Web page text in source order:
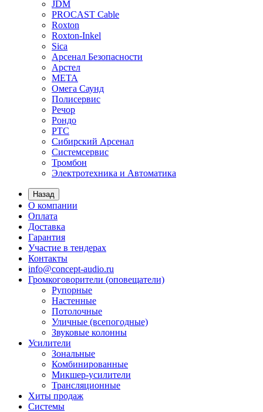
JDM
PROCAST Cable
Roxton
Roxton-Inkel
Sica
Арсенал Безопасности
Арстел
МЕТА
Омега Саунд
Полисервис
Речор
Рондо
РТС
Сибирский Арсенал
Системсервис
Тромбон
Электротехника и Автоматика
Назад
О компании
Оплата
Доставка
Гарантия
Участие в тендерах
Контакты
info@concept-audio.ru
Громкоговорители (оповещатели)
Рупорные
Настенные
Потолочные
Уличные (всепогодные)
Звуковые колонны
Усилители
Зональные
Комбинированные
Микшер-усилители
Трансляционные
Хиты продаж
Системы